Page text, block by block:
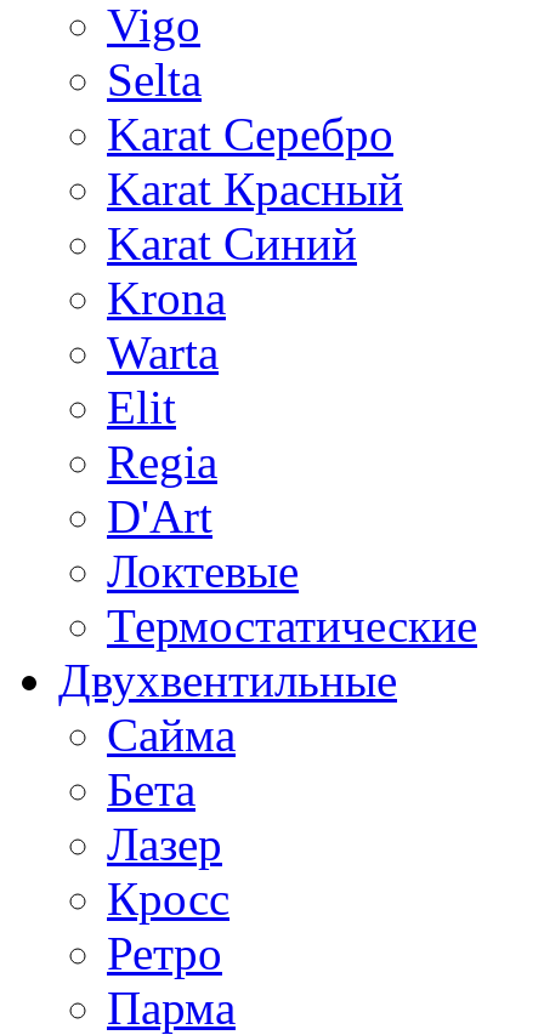
Vigo
Selta
Karat Серебро
Karat Красный
Karat Синий
Krona
Warta
Elit
Regia
D'Art
Локтевые
Термостатические
Двухвентильные
Сайма
Бета
Лазер
Кросс
Ретро
Парма